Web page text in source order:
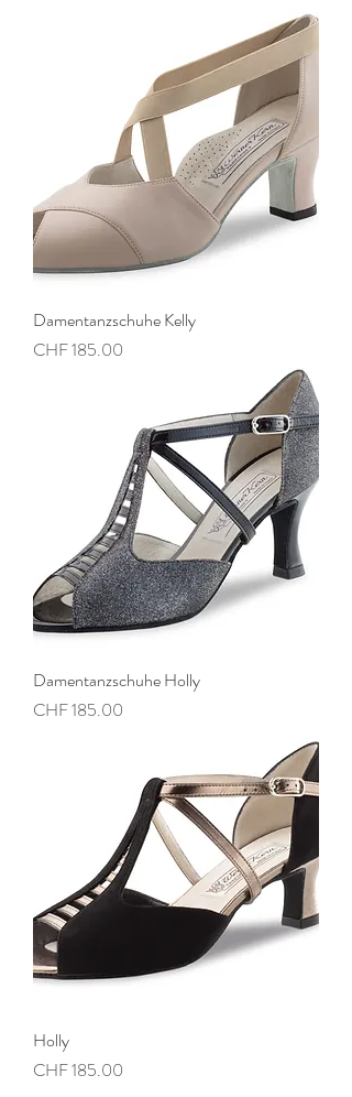
Damentanzschuhe Kelly
Preis
CHF 185.00
Damentanzschuhe Holly
Preis
CHF 185.00
Holly
Preis
CHF 185.00